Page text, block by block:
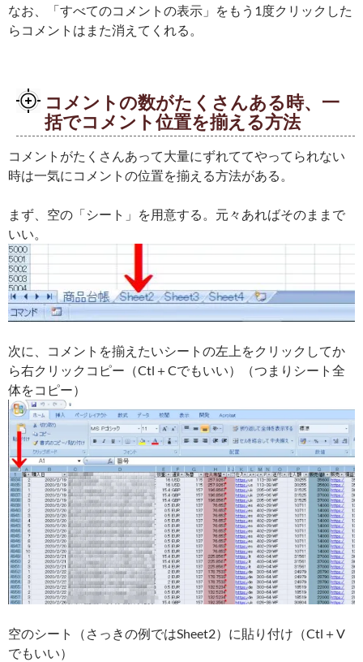
なお、「すべてのコメントの表示」をもう1度クリックした
らコメントはまた消えてくれる。
コメントの数がたくさんある時、一
括でコメント位置を揃える方法
コメントがたくさんあって大量にずれててやってられない
時は一気にコメントの位置を揃える方法がある。
まず、空の「シート」を用意する。元々あればそのままで
いい。
次に、コメントを揃えたいシートの左上をクリックしてか
ら右クリックコピー（Ctl＋Cでもいい）（つまりシート全
体をコピー）
空のシート（さっきの例ではSheet2）に貼り付け（Ctl＋V
でもいい）